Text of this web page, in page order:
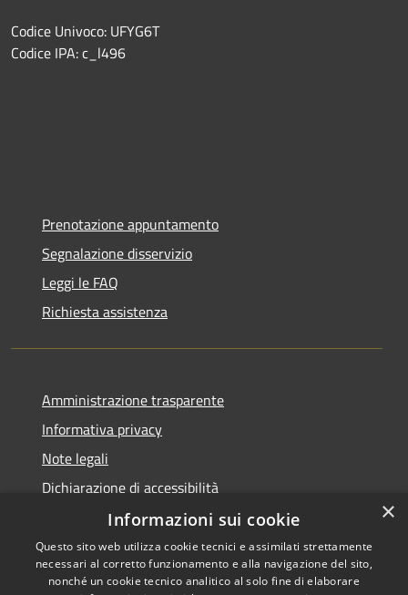
Codice Univoco: UFYG6T
Codice IPA: c_l496
Prenotazione appuntamento
Segnalazione disservizio
Leggi le FAQ
Richiesta assistenza
Amministrazione trasparente
Informativa privacy
Note legali
Dichiarazione di accessibilità
Copyright © 2026 • Comune di
×
Informazioni sui cookie
Questo sito web utilizza cookie tecnici e assimilati strettamente
necessari al corretto funzionamento e alla navigazione del sito,
nonché un cookie tecnico analitico al solo fine di elaborare